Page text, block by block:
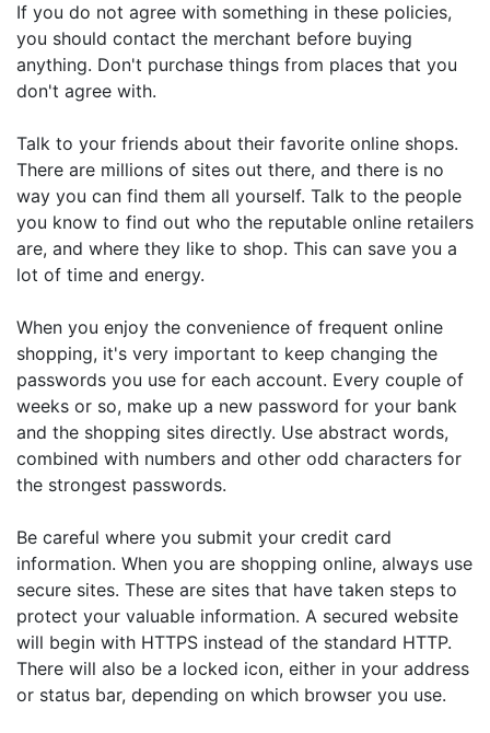
If you do not agree with something in these policies,
you should contact the merchant before buying
anything. Don't purchase things from places that you
don't agree with.
Talk to your friends about their favorite online shops.
There are millions of sites out there, and there is no
way you can find them all yourself. Talk to the people
you know to find out who the reputable online retailers
are, and where they like to shop. This can save you a
lot of time and energy.
When you enjoy the convenience of frequent online
shopping, it's very important to keep changing the
passwords you use for each account. Every couple of
weeks or so, make up a new password for your bank
and the shopping sites directly. Use abstract words,
combined with numbers and other odd characters for
the strongest passwords.
Be careful where you submit your credit card
information. When you are shopping online, always use
secure sites. These are sites that have taken steps to
protect your valuable information. A secured website
will begin with HTTPS instead of the standard HTTP.
There will also be a locked icon, either in your address
or status bar, depending on which browser you use.